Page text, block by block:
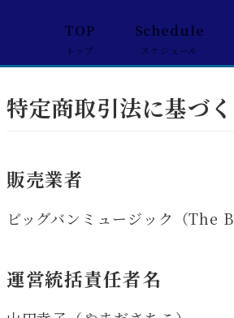
TOP
トップ
Schedule
スケジュール
特定商取引法に基づ
販売業者
ビッグバンミュージック（The
運営統括責任者名